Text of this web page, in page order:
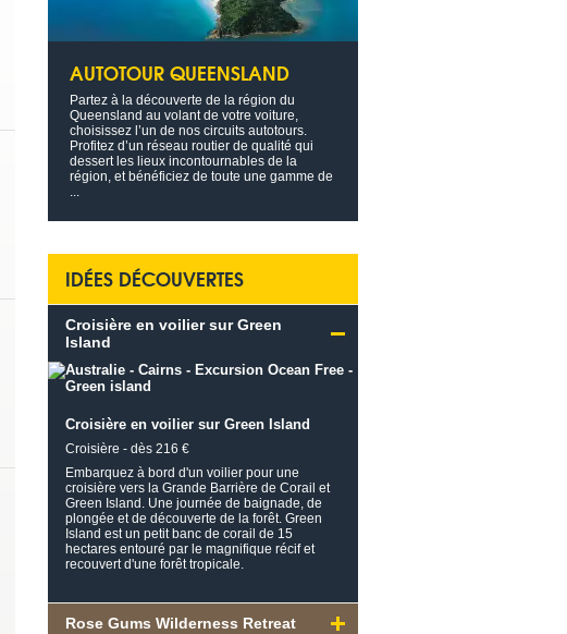
AUTOTOUR QUEENSLAND
Partez à la découverte de la région du
Queensland au volant de votre voiture,
choisissez l’un de nos circuits autotours.
Profitez d’un réseau routier de qualité qui
dessert les lieux incontournables de la
région, et bénéficiez de toute une gamme de
...
IDÉES DÉCOUVERTES
Croisière en voilier sur Green
Island
Croisière en voilier sur Green Island
Croisière - dès 216 €
Embarquez à bord d'un voilier pour une
croisière vers la Grande Barrière de Corail et
Green Island. Une journée de baignade, de
plongée et de découverte de la forêt. Green
Island est un petit banc de corail de 15
hectares entouré par le magnifique récif et
recouvert d'une forêt tropicale.
Rose Gums Wilderness Retreat